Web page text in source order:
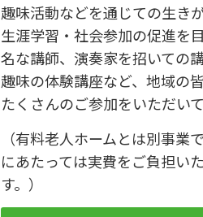
趣味活動などを通じての生き
生涯学習・社会参加の促進を
名な講師、演奏家を招いての
趣味の体験講座など、地域の
たくさんのご参加をいただいて
（有料老人ホームとは別事業
にあたっては実費をご負担い
す。）